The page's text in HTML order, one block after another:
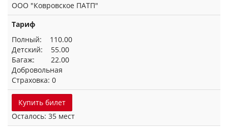
ООО "Ковровское ПАТП"
Тариф
Полный: 110.00
Детский: 55.00
Багаж: 22.00
Добровольная
Страховка: 0
Купить билет
Осталось: 35 мест